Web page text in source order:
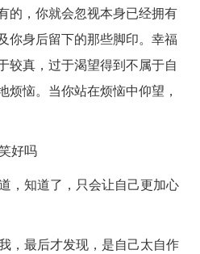
的，你就会忽视本身已经拥有
你身后留下的那些脚印。幸福
较真，过于渴望得到不属于自
烦恼。当你站在烦恼中仰望，
好吗
，知道了，只会让自己更加心
，最后才发现，是自己太自作